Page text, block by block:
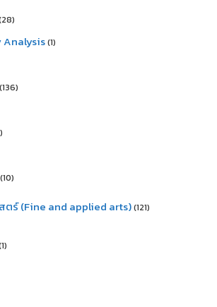
Analysis(1)
ร์ (Fine and applied arts)(121)